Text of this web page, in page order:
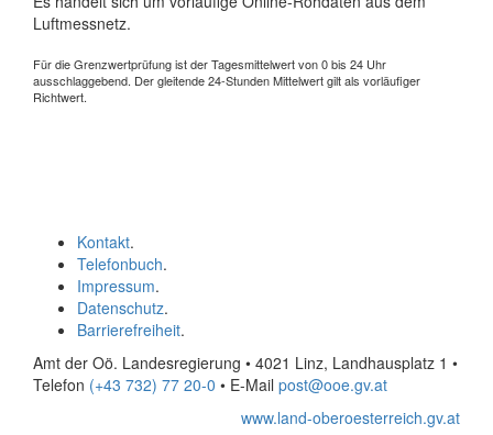
Luftmessnetz.
Für die Grenzwertprüfung ist der Tagesmittelwert von 0 bis 24 Uhr
ausschlaggebend. Der gleitende 24-Stunden Mittelwert gilt als vorläufiger
Richtwert.
Kontakt.
Telefonbuch.
Impressum.
Datenschutz.
Barrierefreiheit.
Amt der Oö. Landesregierung • 4021 Linz, Landhausplatz 1 •
Telefon (+43 732) 77 20-0 • E-Mail post@ooe.gv.at
www.land-oberoesterreich.gv.at